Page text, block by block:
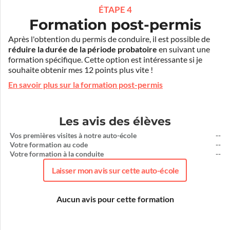
ÉTAPE 4
Formation post-permis
Après l'obtention du permis de conduire, il est possible de
réduire la durée de la période probatoire en suivant une
formation spécifique. Cette option est intéressante si je
souhaite obtenir mes 12 points plus vite !
En savoir plus sur la formation post-permis
Les avis des élèves
Vos premières visites à notre auto-école
Votre formation au code
Votre formation à la conduite
--
--
--
Laisser mon avis sur cette auto-école
Aucun avis pour cette formation